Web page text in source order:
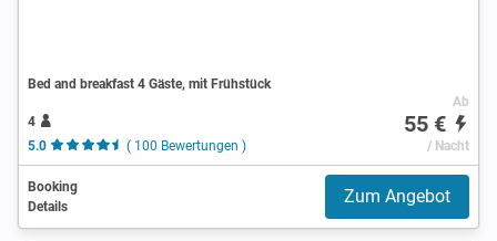
Bed and breakfast 4 Gäste, mit Frühstück
4
5.0
( 100 Bewertungen )
Ab
55 €
/ Nacht
Booking
Details
Zum Angebot